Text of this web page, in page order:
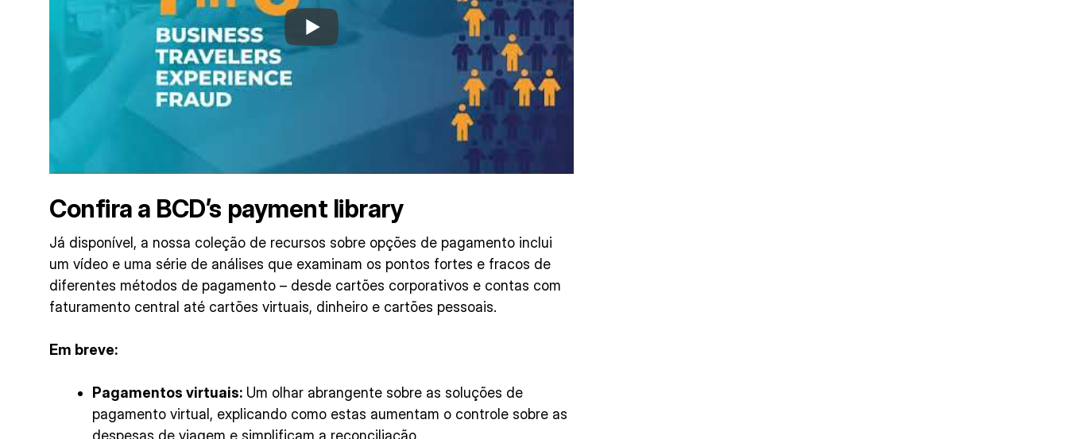
Confira a BCD’s payment library
Já disponível, a nossa coleção de recursos sobre opções de pagamento inclui
um vídeo e uma série de análises que examinam os pontos fortes e fracos de
diferentes métodos de pagamento – desde cartões corporativos e contas com
faturamento central até cartões virtuais, dinheiro e cartões pessoais.
Em breve:
Pagamentos virtuais: Um olhar abrangente sobre as soluções de
pagamento virtual, explicando como estas aumentam o controle sobre as
despesas de viagem e simplificam a reconciliação.